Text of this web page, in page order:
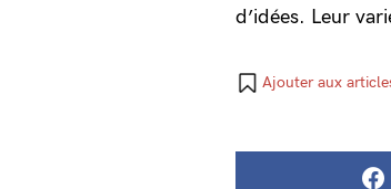
d’idées. Leur
Ajouter aux